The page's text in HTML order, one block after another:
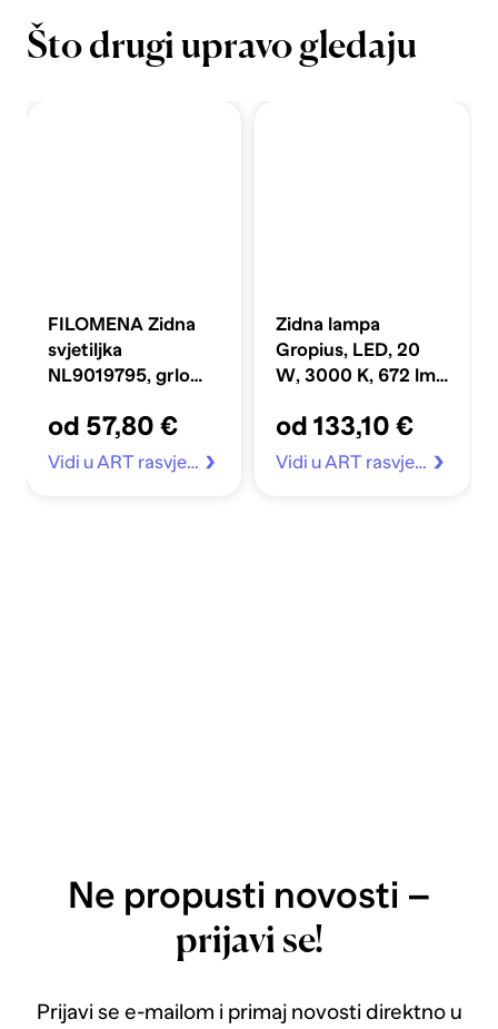
Što drugi upravo gledaju
FILOMENA Zidna
svjetiljka
NL9019795, grlo
travertin/staklo
od 57,80 €
Vidi u ART rasvjeta
Zidna lampa
Gropius, LED, 20
W, 3000 K, 672 lm,
od 133,10 €
Vidi u ART rasvjeta
Ne propusti novosti –
prijavi se!
Prijavi se e-mailom i primaj novosti direktno u